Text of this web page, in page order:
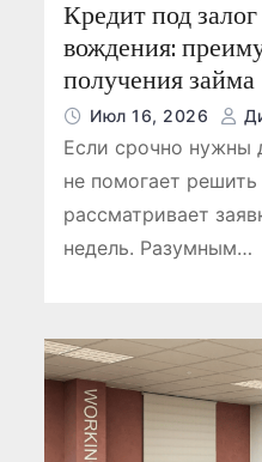
Кредит под
вождения:
получения займа
Июл 16, 2026
Если срочно нужны
не помогает
рассматривает
недель. Разумным…